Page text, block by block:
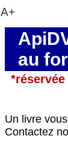
au
Un livre
Contactez
A+